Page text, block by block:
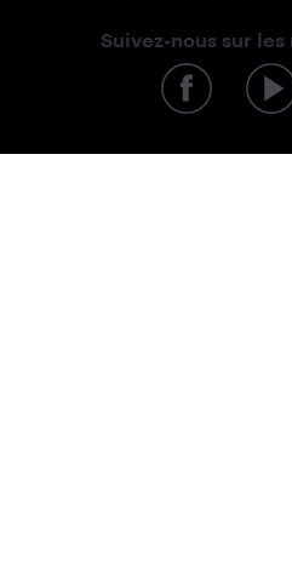
Suivez-nous sur les